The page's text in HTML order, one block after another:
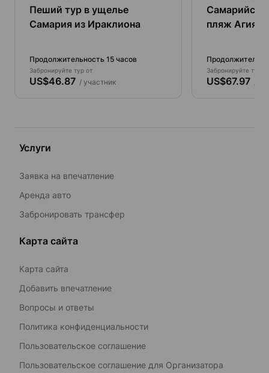
Пеший тур в ущелье
Самария из Ираклиона
Продолжительность 15 часов
Забронируйте тур от
US$46.87 / участник
пляж Агия
Забронируйте тур от
US$67.97
Услуги
Заявка на впечатление
Аренда авто
Забронировать трансфер
Карта сайта
Карта сайта
Добавить впечатление
Вопросы и ответы
Политика конфиденциальности
Пользовательское соглашение
Пользовательское соглашение для Организатора